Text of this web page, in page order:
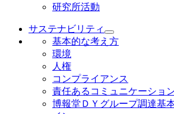
研究所活動
サステナビリティ
基本的な考え方
環境
人権
コンプライアンス
責任あるコミュニケーショ
博報堂ＤＹグループ調達基